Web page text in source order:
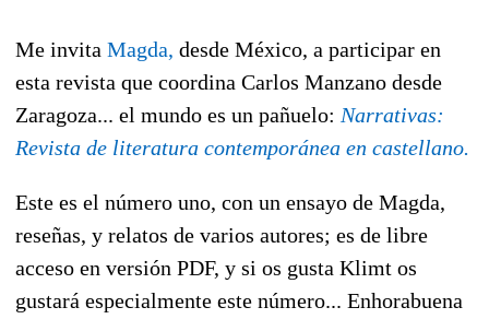
Me invita Magda, desde México, a participar en
esta revista que coordina Carlos Manzano desde
Zaragoza... el mundo es un pañuelo: Narrativas:
Revista de literatura contemporánea en castellano.
Este es el número uno, con un ensayo de Magda,
reseñas, y relatos de varios autores; es de libre
acceso en versión PDF, y si os gusta Klimt os
gustará especialmente este número... Enhorabuena